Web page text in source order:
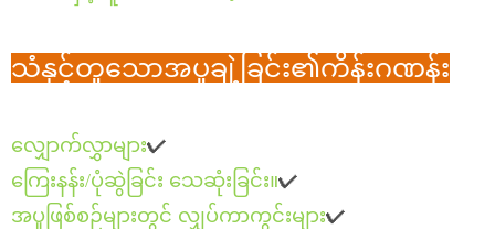
သံနှင့်တူသောအပူချဲ့ခြင်း၏ကိန်းဂဏန်း
လျှောက်လွှာများ✔
ကြေးနန်း/ပုံဆွဲခြင်း သေဆုံးခြင်း။✔
အပူဖြစ်စဉ်များတွင် လျှပ်ကာကွင်းများ✔